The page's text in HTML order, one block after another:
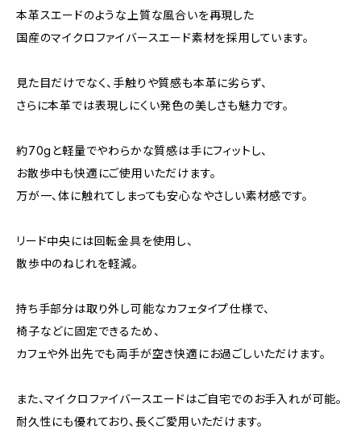
本革スエードのような上質な風合いを再現した
国産のマイクロファイバースエード素材を採用しています。
見た目だけでなく、手触りや質感も本革に劣らず、
さらに本革では表現しにくい発色の美しさも魅力です。
約70gと軽量でやわらかな質感は手にフィットし、
お散歩中も快適にご使用いただけます。
万が一、体に触れてしまっても安心なやさしい素材感です。
リード中央には回転金具を使用し、
散歩中のねじれを軽減。
持ち手部分は取り外し可能なカフェタイプ仕様で、
椅子などに固定できるため、
カフェや外出先でも両手が空き快適にお過ごしいただけます。
また、マイクロファイバースエードはご自宅でのお手入れが可能。
耐久性にも優れており、長くご愛用いただけます。